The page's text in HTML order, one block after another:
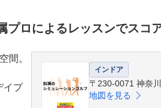
ロによるレッスンでスコ
間。
イプ
インドア
〒230-0071 神奈
地図を見る